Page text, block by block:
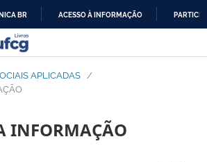
BR ACESSO À INFORMAÇÃO
APLICADAS /
INFORMAÇÃO